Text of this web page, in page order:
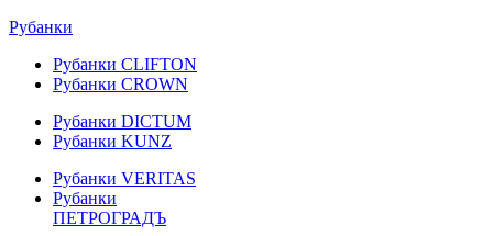
Рубанки
Рубанки CLIFTON
Рубанки CROWN
Рубанки DICTUM
Рубанки KUNZ
Рубанки VERITAS
Рубанки
ПЕТРОГРАДЪ